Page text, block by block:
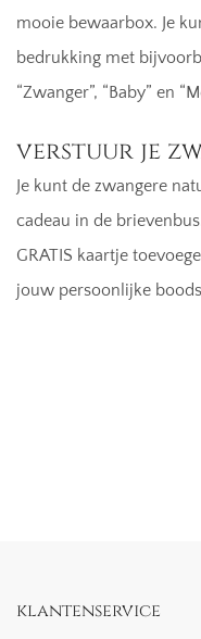
mooie bewaarbox. Je
bedrukking met
“Zwanger”, “Baby” en
verstuur je
Je kunt de zwangere
cadeau in de
GRATIS kaartje
jouw persoonlijke
klantenservice